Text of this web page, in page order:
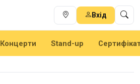
Вхід
Концерти Stand-up